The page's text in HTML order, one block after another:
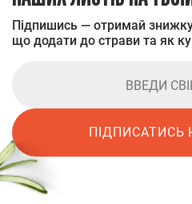
Підпишись — отримай
що додати до страви та як